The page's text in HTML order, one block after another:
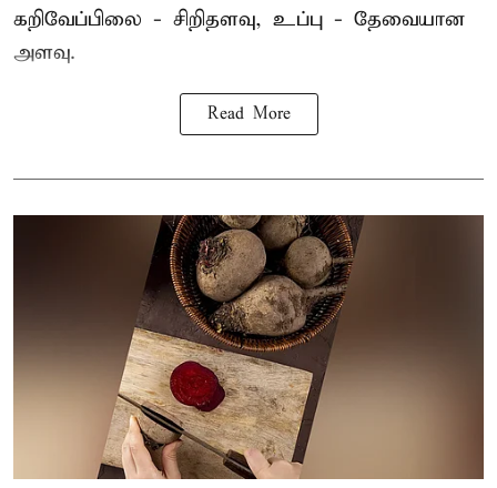
கறிவேப்பிலை - சிறிதளவு, உப்பு - தேவையான
அளவு.
Read More